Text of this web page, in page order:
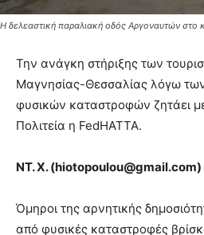
Η δελεαστική παραλιακή οδός Αργοναυτών στο
Την ανάγκη στήριξης των
Μαγνησίας-Θεσσαλίας λόγω
φυσικών καταστροφών ζητάει
Πολιτεία η FedHATTA.
ΝΤ. Χ. (hiotopoulou@gmail.com)
Όμηροι της αρνητικής
από φυσικές καταστροφές